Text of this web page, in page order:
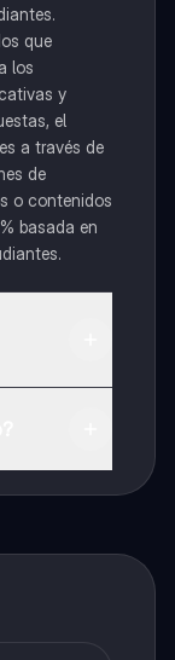
que
los
y
el
a través de
de
o contenidos
basada en